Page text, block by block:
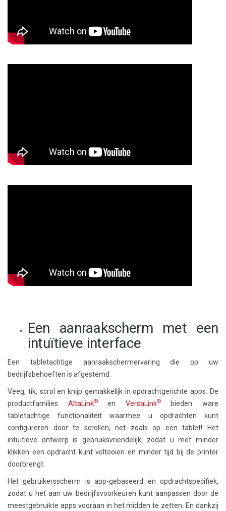
Een aanraakscherm met een
intuïtieve interface
Een tabletachtige aanraakschermervaring die op uw
bedrijfsbehoeften is afgestemd.
Veeg, tik, scrol en knijp gemakkelijk in opdrachtgerichte apps. De
productfamilies AltaLink®en VersaLink®bieden ware
tabletachtige functionaliteit waarmee u opdrachten kunt
configureren door te scrollen, net zoals op een tablet! Het
intuïtieve ontwerp is gebruiksvriendelijk, zodat u met minder
klikken een opdracht kunt voltooien en minder tijd bij de printer
doorbrengt.
Het gebruikersscherm is app-gebaseerd en opdrachtspecifiek,
zodat u het aan uw bedrijfsvoorkeuren kunt aanpassen door de
meestgebruikte apps vooraan in het midden te zetten. En dankzij